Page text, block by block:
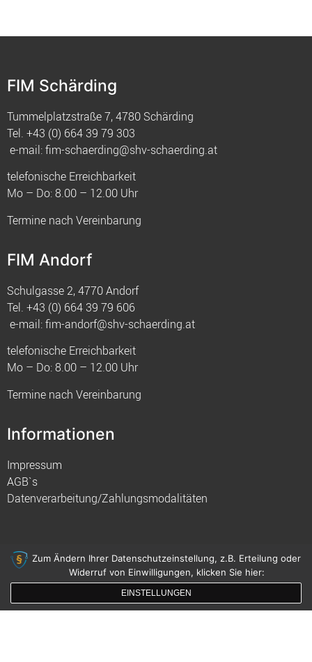
FIM Schärding
Tummelplatzstraße 7, 4780 Schärding
Tel. +43 (0) 664 39 79 303
e-mail:fim-schaerding@shv-schaerding.at
telefonische Erreichbarkeit
Mo – Do: 8.00 – 12.00 Uhr
Termine nach Vereinbarung
FIM Andorf
Schulgasse 2, 4770 Andorf
Tel. +43 (0) 664 39 79 606
e-mail:fim-andorf@shv-schaerding.at
telefonische Erreichbarkeit
Mo – Do: 8.00 – 12.00 Uhr
Termine nach Vereinbarung
Informationen
Impressum
AGB`s
Datenverarbeitung/Zahlungsmodalitäten
© 2021 FIM
gemacht mit von innDesign
Zum Ändern Ihrer Datenschutzeinstellung, z.B. Erteilung oder
Widerruf von Einwilligungen, klicken Sie hier:
EINSTELLUNGEN